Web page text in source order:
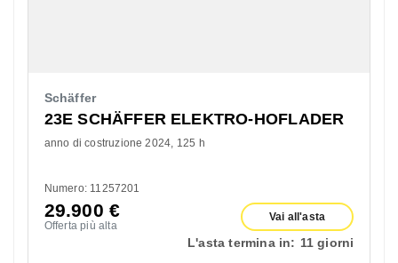
Schäffer
23E SCHÄFFER ELEKTRO-HOFLADER
anno di costruzione 2024 125 h
Numero: 11257201
29.900 €
Offerta più alta
Vai all'asta
L'asta termina in: 11 giorni